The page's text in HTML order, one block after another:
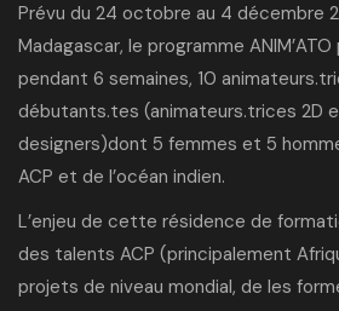
Prévu du 24 octobre au 4 décembre
Madagascar, le programme
pendant 6 semaines, 10
débutants.tes (animateurs.trices 2D
designers)dont 5 femmes et 5
ACP et de l’océan indien.
L’enjeu de cette résidence de
des talents ACP (principalement
projets de niveau mondial, de les